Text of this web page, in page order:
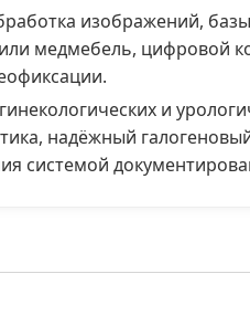
изображений,
медмебель, цифровой
и
надёжный
системой